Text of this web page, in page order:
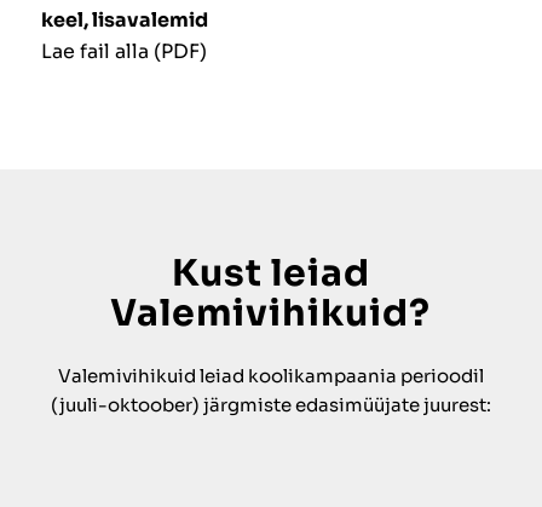
keel, lisavalemid
Lae fail alla (PDF)
Kust leiad
Valemivihikuid?
Valemivihikuid leiad koolikampaania perioodil
(juuli-oktoober) järgmiste edasimüüjate juurest: